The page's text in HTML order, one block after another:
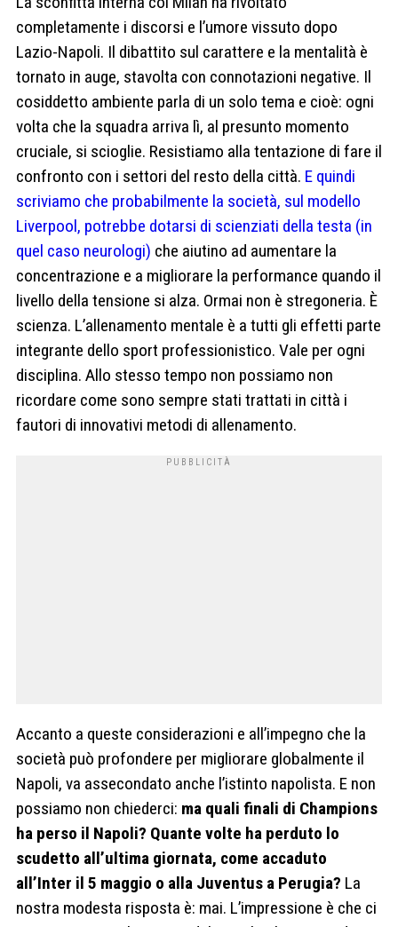
completamente i discorsi e l’umore vissuto dopo
Lazio-Napoli. Il dibattito sul carattere e la mentalità è
tornato in auge, stavolta con connotazioni negative. Il
cosiddetto ambiente parla di un solo tema e cioè: ogni
volta che la squadra arriva lì, al presunto momento
cruciale, si scioglie. Resistiamo alla tentazione di fare il
confronto con i settori del resto della città. E quindi
scriviamo che probabilmente la società, sul modello
Liverpool, potrebbe dotarsi di scienziati della testa (in
quel caso neurologi) che aiutino ad aumentare la
concentrazione e a migliorare la performance quando il
livello della tensione si alza. Ormai non è stregoneria. È
scienza. L’allenamento mentale è a tutti gli effetti parte
integrante dello sport professionistico. Vale per ogni
disciplina. Allo stesso tempo non possiamo non
ricordare come sono sempre stati trattati in città i
fautori di innovativi metodi di allenamento.
Accanto a queste considerazioni e all’impegno che la
società può profondere per migliorare globalmente il
Napoli, va assecondato anche l’istinto napolista. E non
possiamo non chiederci: ma quali finali di Champions
ha perso il Napoli? Quante volte ha perduto lo
scudetto all’ultima giornata, come accaduto
all’Inter il 5 maggio o alla Juventus a Perugia? La
nostra modesta risposta è: mai. L’impressione è che ci